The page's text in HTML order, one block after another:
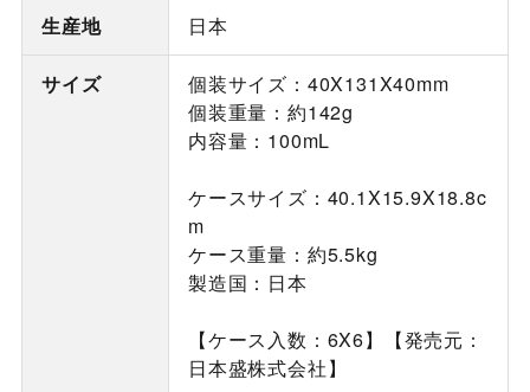
生産地 日本
サイズ
個装サイズ：40X131X40mm
個装重量：約142g
内容量：100mL
ケースサイズ：40.1X15.9X18.8c
m
ケース重量：約5.5kg
製造国：日本
【ケース入数：6X6】【発売元：
日本盛株式会社】